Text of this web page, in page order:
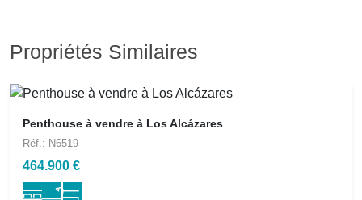
Propriétés Similaires
Penthouse à vendre à Los Alcázares
Réf.: N6519
464.900 €